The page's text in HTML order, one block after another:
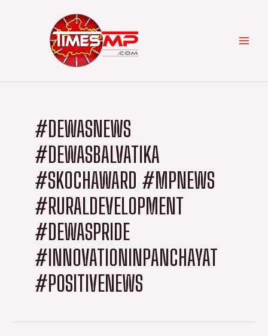
#DEWASNEWS
#DEWASBALVATIKA
#SKOCHAWARD #MPNEWS
#RURALDEVELOPMENT
#DEWASPRIDE
#INNOVATIONINPANCHAYAT
#POSITIVENEWS